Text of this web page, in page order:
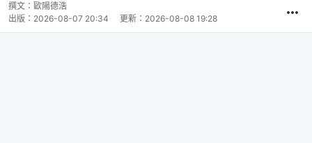
撰文： 歐陽德浩
出版： 2026-08-07 20:34 更新： 2026-08-08 19:28